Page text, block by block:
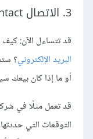
3. الاتصال Contact
قد تتساءل الآن:
البريد الإلكتروني؟
أو ما إذا كان بيعك
قد تعمل مثلًا في
التوقعات التي